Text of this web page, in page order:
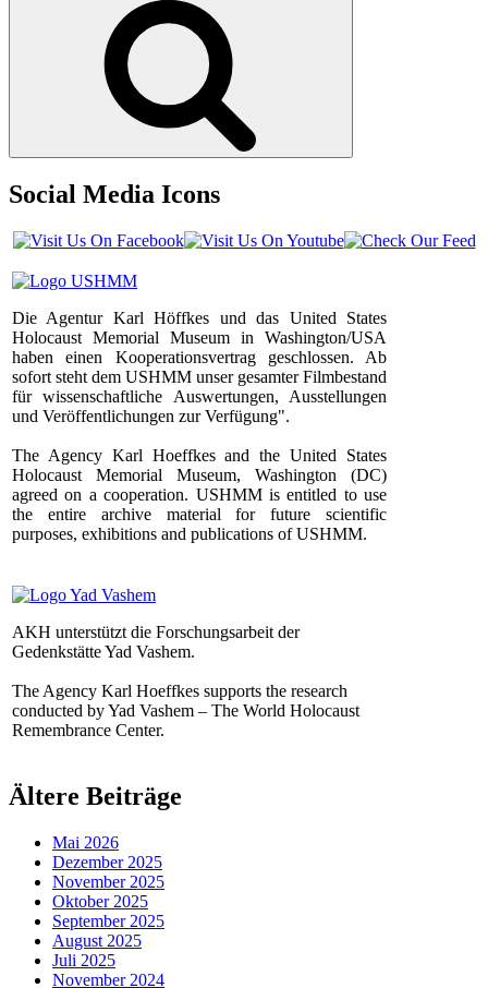
Social Media Icons
Die Agentur Karl Höffkes und das United States
Holocaust Memorial Museum in Washington/USA
haben einen Kooperationsvertrag geschlossen. Ab
sofort steht dem USHMM unser gesamter Filmbestand
für wissenschaftliche Auswertungen, Ausstellungen
und Veröffentlichungen zur Verfügung".
The Agency Karl Hoeffkes and the United States
Holocaust Memorial Museum, Washington (DC)
agreed on a cooperation. USHMM is entitled to use
the entire archive material for future scientific
purposes, exhibitions and publications of USHMM.
AKH unterstützt die Forschungsarbeit der
Gedenkstätte Yad Vashem.
The Agency Karl Hoeffkes supports the research
conducted by Yad Vashem – The World Holocaust
Remembrance Center.
Ältere Beiträge
Mai 2026
Dezember 2025
November 2025
Oktober 2025
September 2025
August 2025
Juli 2025
November 2024